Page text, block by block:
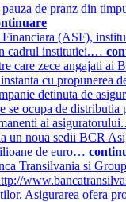
de pranz din
(ASF),
cadrul institutiei.…
care zece angajati ai
cu propunerea
detinuta de
ocupa de distributia
ai
noua sedii BCR
de euro…
Transilvania si
Asigurarea ofera